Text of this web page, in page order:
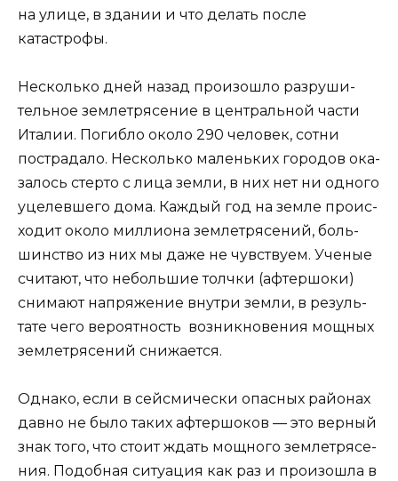
на улице, в здании и что делать после
катастрофы.
Несколь­ко дней назад про­изо­шло раз­ру­ши­
тель­ное зем­ле­тря­се­ние в цен­траль­ной части
Ита­лии. Погиб­ло око­ло 290 чело­век, сот­ни
постра­да­ло. Несколь­ко малень­ких горо­дов ока­
за­лось стер­то с лица зем­ли, в них нет ни одно­го
уце­лев­ше­го дома. Каж­дый год на зем­ле про­ис­
хо­дит око­ло мил­ли­о­на зем­ле­тря­се­ний, боль­
шин­ство из них мы даже не чув­ству­ем. Уче­ные
счи­та­ют, что неболь­шие толч­ки (афтер­шо­ки)
сни­ма­ют напря­же­ние внут­ри зем­ли, в резуль­
та­те чего веро­ят­ность воз­ник­но­ве­ния мощ­ных
зем­ле­тря­се­ний снижается.
Одна­ко, если в сей­сми­че­ски опас­ных рай­о­нах
дав­но не было таких афтер­шо­ков — это вер­ный
знак того, что сто­ит ждать мощ­но­го зем­ле­тря­се­
ния. Подоб­ная ситу­а­ция как раз и про­изо­шла в